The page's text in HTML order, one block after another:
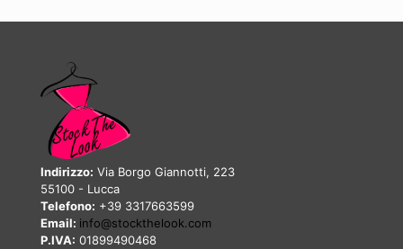
Indirizzo: Via Borgo Giannotti, 223
55100 - Lucca
Telefono: +39 3317663599
Email: info@stockthelook.com
P.IVA: 01899490468